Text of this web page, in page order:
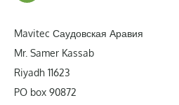
Mavitec Саудовская Аравия
Mr. Samer Kassab
Riyadh 11623
PO box 90872